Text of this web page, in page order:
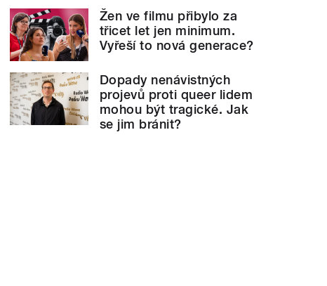
Žen ve filmu přibylo za
třicet let jen minimum.
Vyřeší to nová generace?
Dopady nenávistných
projevů proti queer lidem
mohou být tragické. Jak
se jim bránit?